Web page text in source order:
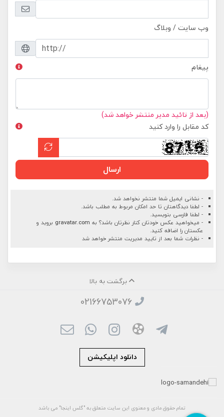
وب سایت / وبلاگ
پیغام
(بعد از تائید مدیر منتشر خواهد شد)
کد مقابل را وارد کنید
ارسال
- نشانی ایمیل شما منتشر نخواهد شد.
- لطفا دیدگاهتان تا حد امکان مربوط به مطلب باشد.
- لطفا فارسی بنویسید.
- میخواهید عکس خودتان کنار نظرتان باشد؟ به gravatar.com بروید و
عکستان را اضافه کنید.
- نظرات شما بعد از تایید مدیریت منتشر خواهد شد
برگشت به بالا
02166753076
دانلود اپلیکیشن
تمام حقوق مادی و معنوی این سایت متعلق به "گلس اینجا" می باشد